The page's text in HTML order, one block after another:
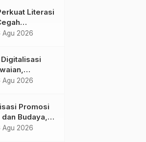
Tugas
Literasi
Love
Agu 2026
Sulbar Siap
Agu 2026
Promosi
dan Budaya,
Provinsi
Agu 2026